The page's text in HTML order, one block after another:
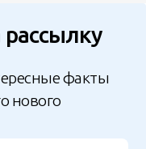
факты
нового